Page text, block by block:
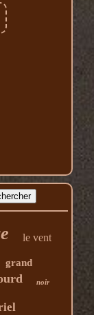
le vent
grand
noir